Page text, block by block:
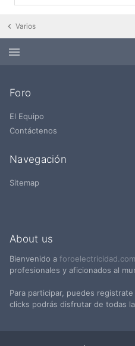
Varios
Foro
El Equipo
Contáctenos
Navegación
Sitemap
About us
Bienvenido a foroelectricidad.com
profesionales y aficionados al
Para participar, puedes
clicks podrás disfrutar de todas